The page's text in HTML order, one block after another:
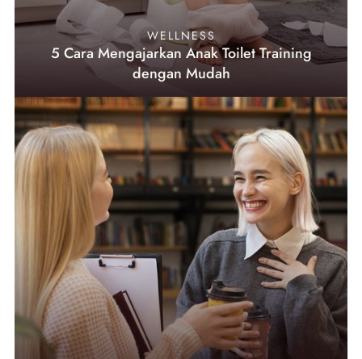
WELLNESS
5 Cara Mengajarkan Anak Toilet Training
dengan Mudah